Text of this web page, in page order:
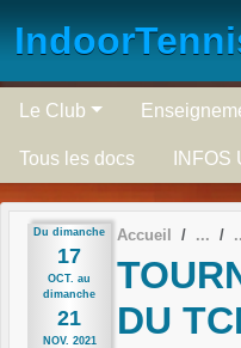
Le Club
Tous les docs INFOS
Du dimanche
17
OCT. au
dimanche
21
NOV. 2021
Accueil
DU